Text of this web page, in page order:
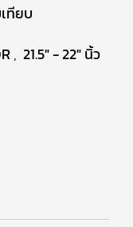
ทียบ
, 21.5" - 22" นิ้ว